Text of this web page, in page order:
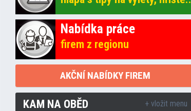
Nabídka práce
firem z regionu
AKČNÍ NABÍDKY FIREM
KAM NA OBĚD + vložit menu